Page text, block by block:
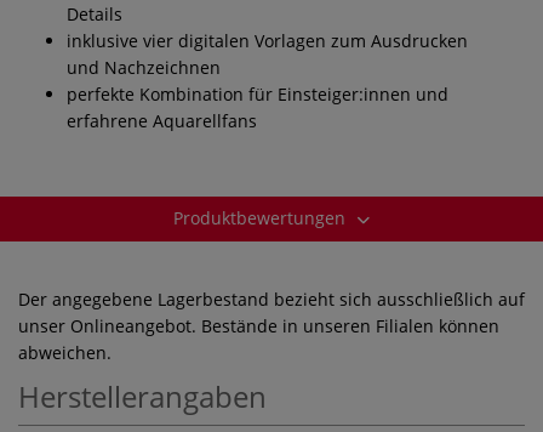
Details
inklusive vier digitalen Vorlagen zum Ausdrucken
und Nachzeichnen
perfekte Kombination für Einsteiger:innen und
erfahrene Aquarellfans
Produktbewertungen
Der angegebene Lagerbestand bezieht sich ausschließlich auf
unser Onlineangebot. Bestände in unseren Filialen können
abweichen.
Herstellerangaben